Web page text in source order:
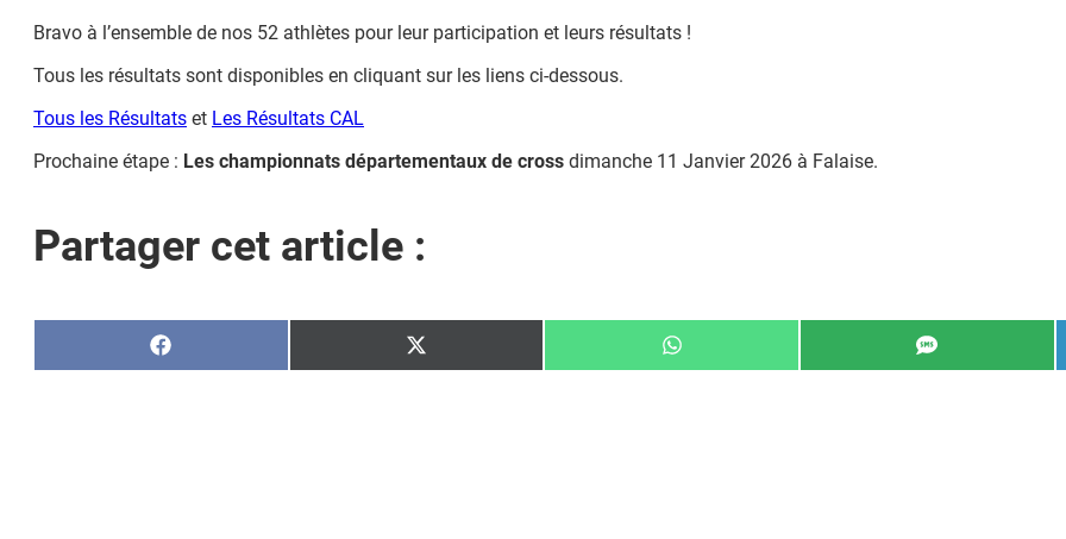
Bravo à l’ensemble de nos 52 athlètes pour leur participation et leurs résultats !
Tous les résultats sont disponibles en cliquant sur les liens ci-dessous.
Tous les Résultats et Les Résultats CAL
Prochaine étape : Les championnats départementaux de cross dimanche 11 Janvier 2026 à Falaise.
Partager cet article :
Share
on
Share
on
Share
on
Share
on